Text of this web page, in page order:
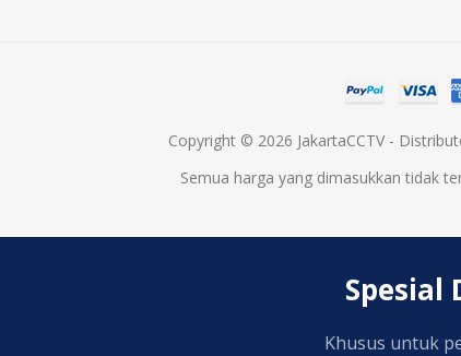
Copyright © 2026 JakartaCCTV -
Semua harga yang dimasukkan tidak
Spesial
Khusus untuk